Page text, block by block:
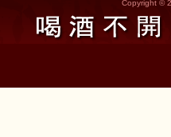
Copyright ©